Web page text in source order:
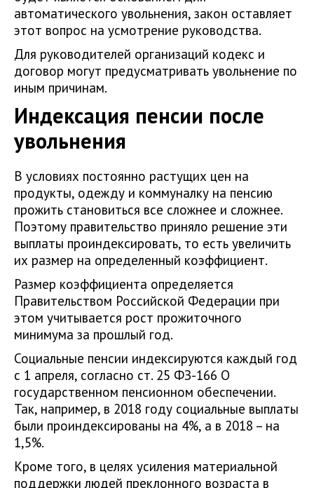
автоматического увольнения, закон оставляет
этот вопрос на усмотрение руководства.
Для руководителей организаций кодекс и
договор могут предусматривать увольнение по
иным причинам.
Индексация пенсии после
увольнения
В условиях постоянно растущих цен на
продукты, одежду и коммуналку на пенсию
прожить становиться все сложнее и сложнее.
Поэтому правительство приняло решение эти
выплаты проиндексировать, то есть увеличить
их размер на определенный коэффициент.
Размер коэффициента определяется
Правительством Российской Федерации при
этом учитывается рост прожиточного
минимума за прошлый год.
Социальные пенсии индексируются каждый год
с 1 апреля, согласно ст. 25 ФЗ-166 О
государственном пенсионном обеспечении.
Так, например, в 2018 году социальные выплаты
были проиндексированы на 4%, а в 2018 – на
1,5%.
Кроме того, в целях усиления материальной
поддержки людей преклонного возраста в